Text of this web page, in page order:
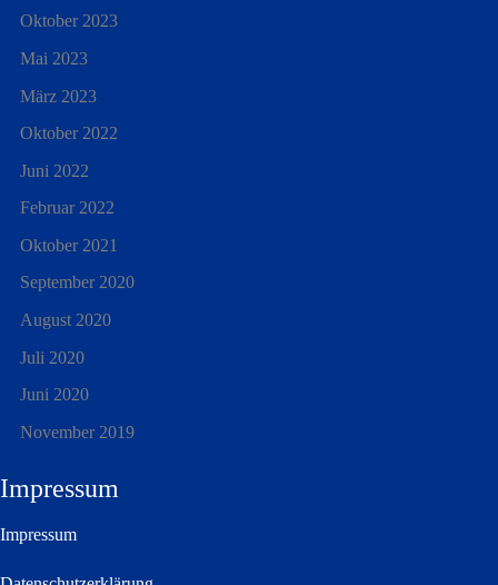
Oktober 2023
Mai 2023
März 2023
Oktober 2022
Juni 2022
Februar 2022
Oktober 2021
September 2020
August 2020
Juli 2020
Juni 2020
November 2019
Impressum
Impressum